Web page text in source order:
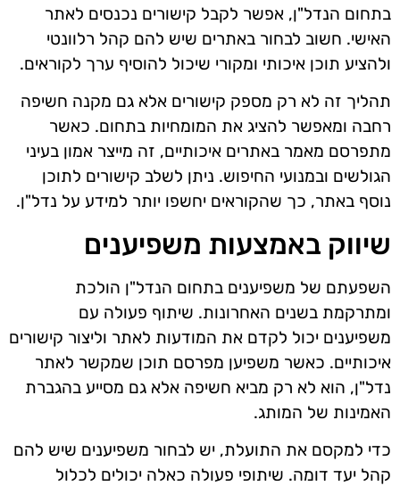
בתחום הנדל"ן, אפשר לקבל קישורים נכנסים לאתר
האישי. חשוב לבחור באתרים שיש להם קהל רלוונטי
ולהציע תוכן איכותי ומקורי שיכול להוסיף ערך לקוראים.
תהליך זה לא רק מספק קישורים אלא גם מקנה חשיפה
רחבה ומאפשר להציג את המומחיות בתחום. כאשר
מתפרסם מאמר באתרים איכותיים, זה מייצר אמון בעיני
הגולשים ובמנועי החיפוש. ניתן לשלב קישורים לתוכן
נוסף באתר, כך שהקוראים יחשפו יותר למידע על נדל"ן.
שיווק באמצעות משפיענים
השפעתם של משפיענים בתחום הנדל"ן הולכת
ומתרקמת בשנים האחרונות. שיתוף פעולה עם
משפיענים יכול לקדם את המודעות לאתר וליצור קישורים
איכותיים. כאשר משפיען מפרסם תוכן שמקשר לאתר
נדל"ן, הוא לא רק מביא חשיפה אלא גם מסייע בהגברת
האמינות של המותג.
כדי למקסם את התועלת, יש לבחור משפיענים שיש להם
קהל יעד דומה. שיתופי פעולה כאלה יכולים לכלול